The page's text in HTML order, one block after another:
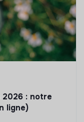
2026 : notre
ligne)